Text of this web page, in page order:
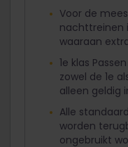
Voor de
nachttreinen
waaraan
1e klas
zowel de 1e
alleen geldig
Alle
worden
ongebruikt